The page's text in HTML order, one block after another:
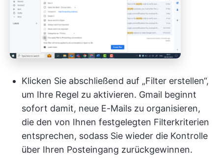
Klicken Sie abschließend auf „Filter erstellen“,
um Ihre Regel zu aktivieren. Gmail beginnt
sofort damit, neue E-Mails zu organisieren,
die den von Ihnen festgelegten Filterkriterien
entsprechen, sodass Sie wieder die Kontrolle
über Ihren Posteingang zurückgewinnen.